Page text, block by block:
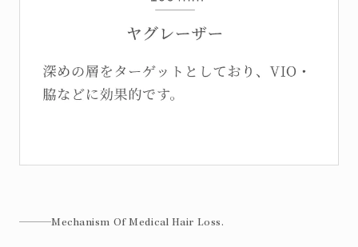
Mechanism Of Medical Hair Loss.